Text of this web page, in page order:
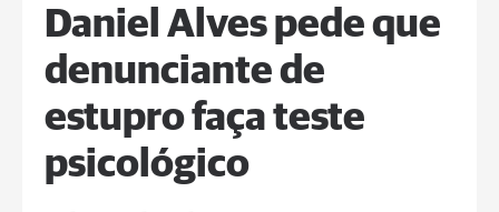
Daniel Alves pede que
denunciante de
estupro faça teste
psicológico